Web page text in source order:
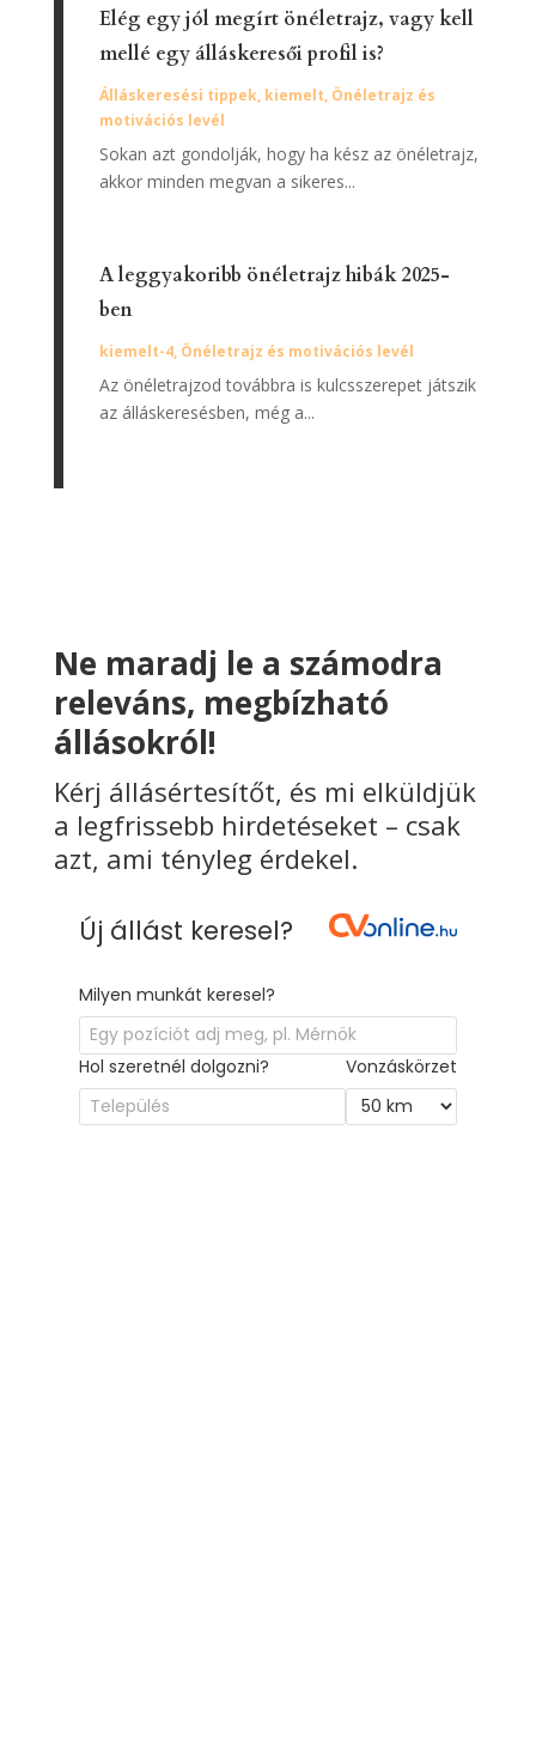
Elég egy jól megírt önéletrajz, vagy kell
mellé egy álláskeresői profil is?
Álláskeresési tippek, kiemelt, Önéletrajz és
motivációs levél
Sokan azt gondolják, hogy ha kész az önéletrajz,
akkor minden megvan a sikeres...
A leggyakoribb önéletrajz hibák 2025-
ben
kiemelt-4, Önéletrajz és motivációs levél
Az önéletrajzod továbbra is kulcsszerepet játszik
az álláskeresésben, még a...
Ne maradj le a számodra
releváns, megbízható
állásokról!
Kérj állásértesítőt, és mi elküldjük
a legfrissebb hirdetéseket – csak
azt, ami tényleg érdekel.